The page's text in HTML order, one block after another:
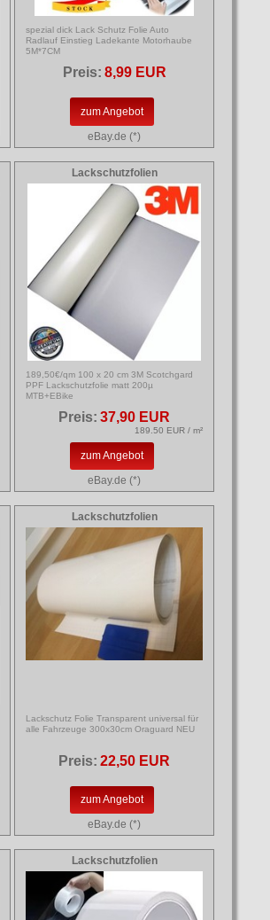
spezial dick Lack Schutz Folie Auto
Radlauf Einstieg Ladekante Motorhaube
5M*7CM
Preis: 8,99 EUR
zum Angebot
eBay.de (*)
Lackschutzfolien
189,50€/qm 100 x 20 cm 3M Scotchgard
PPF Lackschutzfolie matt 200µ
MTB+EBike
Preis: 37,90 EUR
189.50 EUR / m²
zum Angebot
eBay.de (*)
Lackschutzfolien
Lackschutz Folie Transparent universal für
alle Fahrzeuge 300x30cm Oraguard NEU
Preis: 22,50 EUR
zum Angebot
eBay.de (*)
Lackschutzfolien